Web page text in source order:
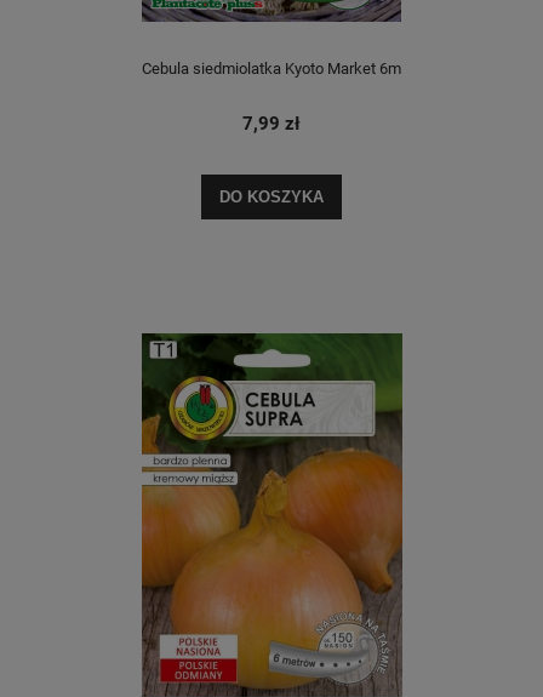
Cebula siedmiolatka Kyoto Market 6m
7,99 zł
DO KOSZYKA